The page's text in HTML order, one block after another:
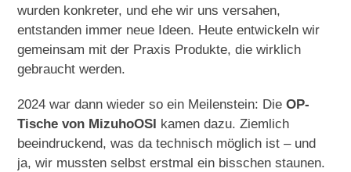
wurden konkreter, und ehe wir uns versahen,
entstanden immer neue Ideen. Heute entwickeln wir
gemeinsam mit der Praxis Produkte, die wirklich
gebraucht werden.
2024 war dann wieder so ein Meilenstein: DieOP-
Tische von MizuhoOSI kamen dazu. Ziemlich
beeindruckend, was da technisch möglich ist – und
ja, wir mussten selbst erstmal ein bisschen staunen.